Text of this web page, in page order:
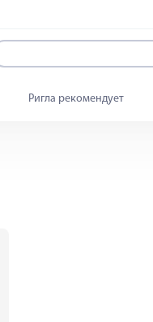
Ригла рекомендует